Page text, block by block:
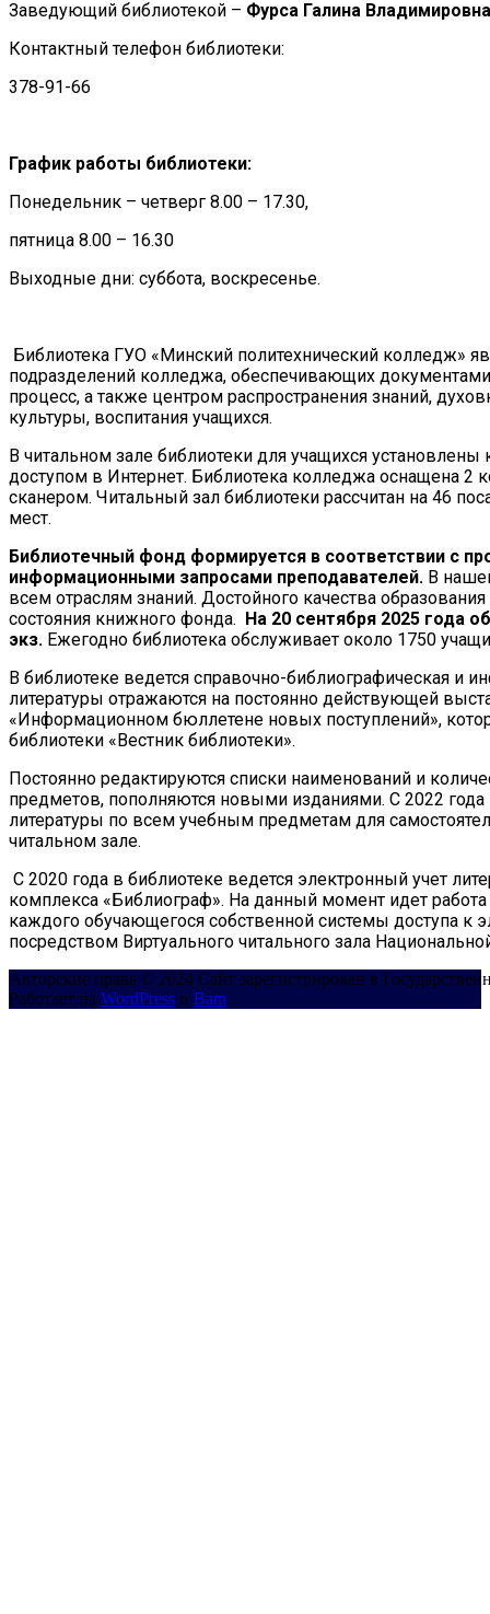
Заведующий библиотекой – Фурса Галина Владимировна
Контактный телефон библиотеки:
378-91-66
График работы библиотеки:
Понедельник – четверг 8.00 – 17.30,
пятница 8.00 – 16.30
Выходные дни: суббота, воскресенье.
Библиотека ГУО «Минский политехнический колледж»
подразделений колледжа, обеспечивающих
процесс, а также центром распространения знаний,
культуры, воспитания учащихся.
В читальном зале библиотеки для учащихся
доступом в Интернет. Библиотека колледжа оснащена 2
сканером. Читальный зал библиотеки рассчитан на 46
мест.
Библиотечный фонд формируется в соответствии с
информационными запросами преподавателей. В
всем отраслям знаний. Достойного качества
состояния книжного фонда. На 20 сентября 2025 года
экз. Ежегодно библиотека обслуживает около 1750
В библиотеке ведется справочно-библиографическая и
литературы отражаются на постоянно действующей
«Информационном бюллетене новых поступлений»,
библиотеки «Вестник библиотеки».
Постоянно редактируются списки наименований и
предметов, пополняются новыми изданиями. С 2022 года
литературы по всем учебным предметам для
читальном зале.
С 2020 года в библиотеке ведется электронный учет
комплекса «Библиограф». На данный момент идет
каждого обучающегося собственной системы доступа
посредством Виртуального читального зала
Авторские права © 2024 Сайт зарегистрирован в
Работает на WordPress и Bam.